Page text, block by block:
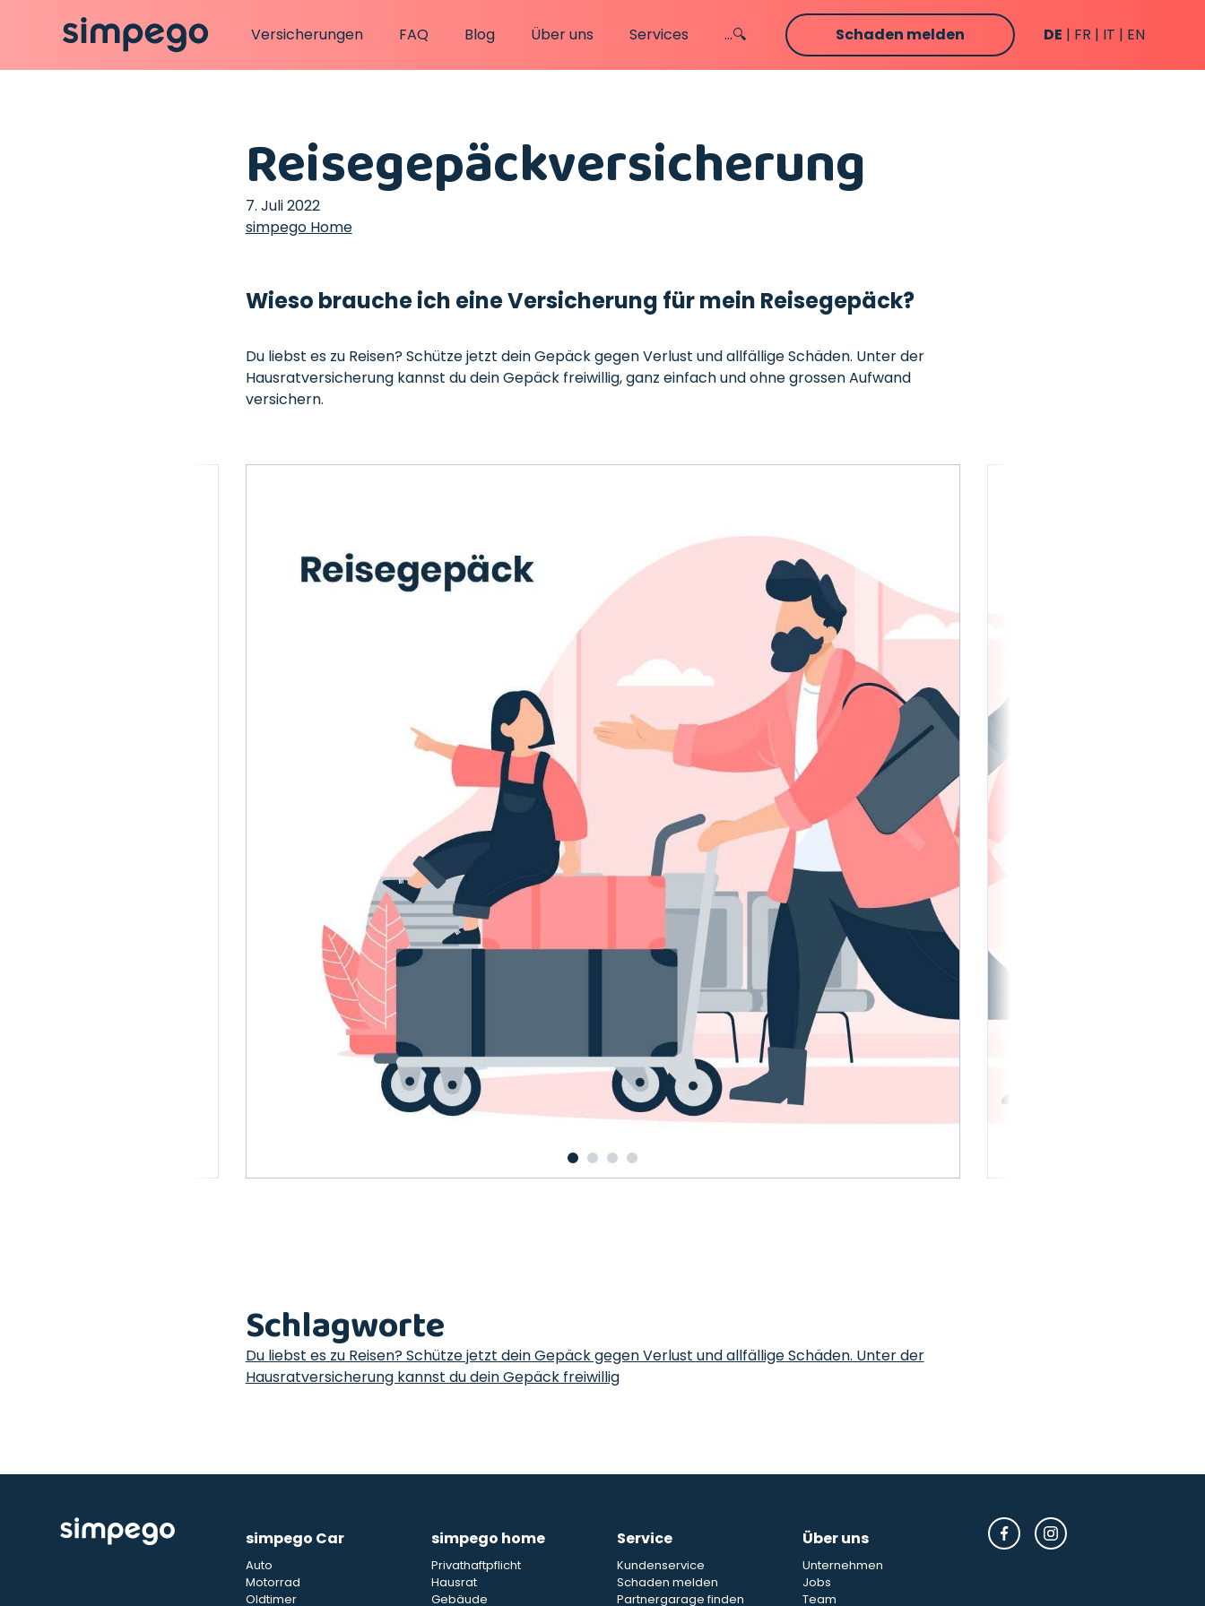
Versicherungen FAQ Blog Über uns Services ...🔍 Schaden melden DE FR IT EN
Reisegepäckversicherung
7. Juli 2022
simpego Home
Wieso brauche ich eine Versicherung für mein Reisegepäck?
Du liebst es zu Reisen? Schütze jetzt dein Gepäck gegen Verlust und allfällige Schäden. Unter der
Hausratversicherung kannst du dein Gepäck freiwillig, ganz einfach und ohne grossen Aufwand
versichern.
Schlagworte
Du liebst es zu Reisen? Schütze jetzt dein Gepäck gegen Verlust und allfällige Schäden. Unter der
Hausratversicherung kannst du dein Gepäck freiwillig
simpego Car
Auto
Motorrad
Oldtimer
simpego home
Privathaftpflicht
Hausrat
Gebäude
Service
Kundenservice
Schaden melden
Partnergarage finden
Über uns
Unternehmen
Jobs
Team